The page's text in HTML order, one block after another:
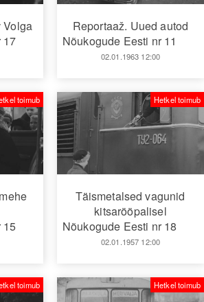
Volga
17
Reportaaž. Uued autod
Nõukogude Eesti nr 11
02.01.1963 12:00
15
toimub
Täismetalsed vagunid
kitsarööpalisel
Nõukogude Eesti nr 18
02.01.1957 12:00
Hetkel toimub
toimub Hetkel toimub